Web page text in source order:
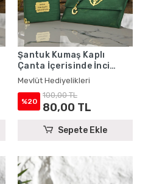
Şantuk Kumaş Kaplı
Çanta İçerisinde İnci
Tesbihli Zümrüt Renkli
Şantuk Yasin Kitabı Seti -
Mevlüt Hediyelikleri
Mevlüt Hediyelikleri
%20
100,00 TL
80,00 TL
Sepete Ekle